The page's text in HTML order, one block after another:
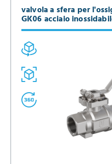
valvola a sfera per
GK06 acciaio